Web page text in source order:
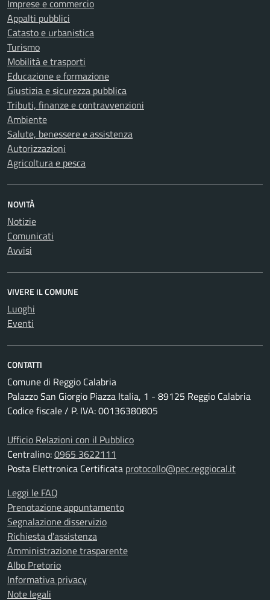
Imprese e commercio
Appalti pubblici
Catasto e urbanistica
Turismo
Mobilità e trasporti
Educazione e formazione
Giustizia e sicurezza pubblica
Tributi, finanze e contravvenzioni
Ambiente
Salute, benessere e assistenza
Autorizzazioni
Agricoltura e pesca
NOVITÀ
Notizie
Comunicati
Avvisi
VIVERE IL COMUNE
Luoghi
Eventi
CONTATTI
Comune di Reggio Calabria
Palazzo San Giorgio Piazza Italia, 1 - 89125 Reggio Calabria
Codice fiscale / P. IVA: 00136380805
Ufficio Relazioni con il Pubblico
Centralino:0965 3622111
Posta Elettronica Certificata protocollo@pec.reggiocal.it
Leggi le FAQ
Prenotazione appuntamento
Segnalazione disservizio
Richiesta d'assistenza
Amministrazione trasparente
Albo Pretorio
Informativa privacy
Note legali